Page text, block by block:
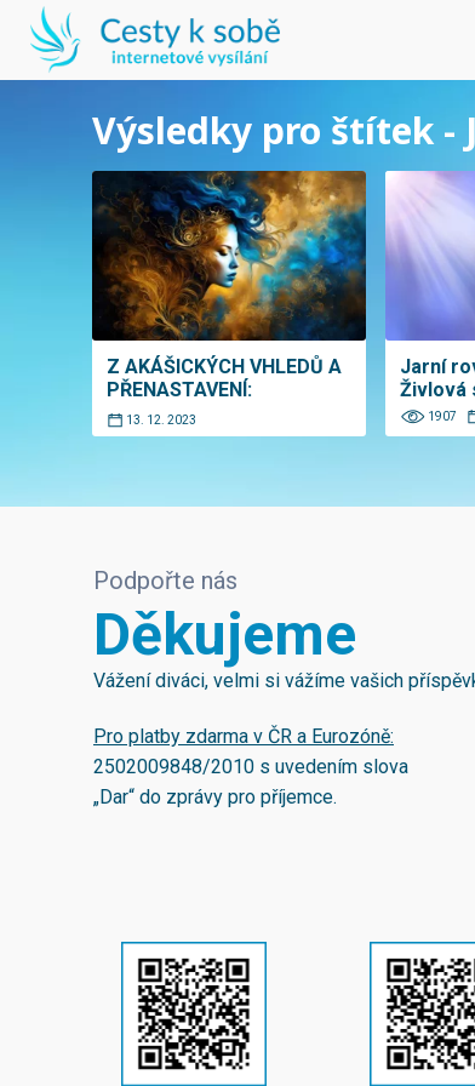
Výsledky pro štítek -
Z AKÁŠICKÝCH VHLEDŮ A
PŘENASTAVENÍ:
13. 12. 2023
Jarní
Živlová
1907
Podpořte nás
Děkujeme
Vážení diváci, velmi si vážíme vašich
Pro platby zdarma v ČR a Eurozóně:
2502009848/2010 s uvedením slova
„Dar“ do zprávy pro příjemce.